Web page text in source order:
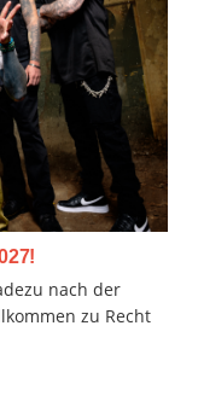
nach der
zu Recht